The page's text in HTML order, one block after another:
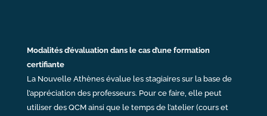
Modalités d’évaluation dans le cas d’une formation
certifiante
La Nouvelle Athènes évalue les stagiaires sur la base de
l’appréciation des professeurs. Pour ce faire, elle peut
utiliser des QCM ainsi que le temps de l’atelier (cours et